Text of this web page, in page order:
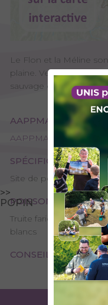
>>
POPIN
Le Flon et la Méline
plaine. Venez donc y
sauvage de l'Avant-
AAPPMA
AAPPMA de Yenne -
SPÉCIFICITÉS
Site de pêche - 1ère
POISSONS
Truite fario, Chevesne,
blancs
CONSEILS DE PÊCHE